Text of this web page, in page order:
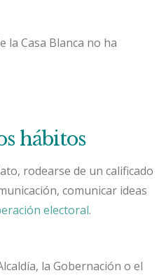
Casa Blanca no ha
hábitos
rodearse de un calificado
comunicar ideas
electoral.
la Gobernación o el